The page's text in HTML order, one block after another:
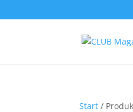
Start /